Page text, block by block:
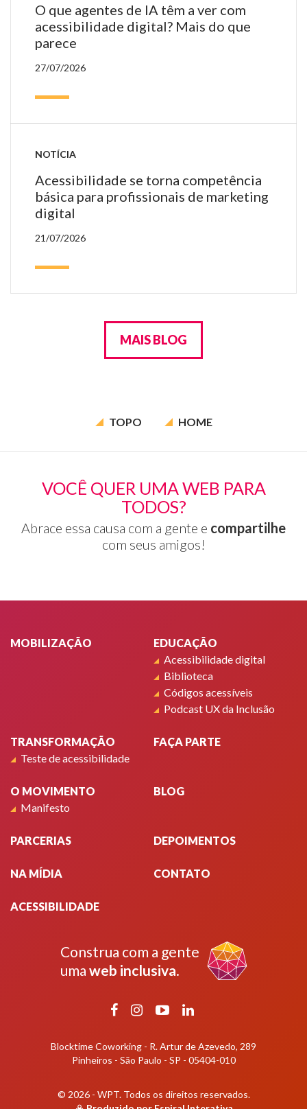
O que agentes de IA têm a ver com
acessibilidade digital? Mais do que
parece
27/07/2026
NOTÍCIA
Acessibilidade se torna competência
básica para profissionais de marketing
digital
21/07/2026
MAIS BLOG
TOPO HOME
VOCÊ QUER UMA WEB PARA
TODOS?
Abrace essa causa com a gente e compartilhe
com seus amigos!
MOBILIZAÇÃO
EDUCAÇÃO
Acessibilidade digital
Biblioteca
Códigos acessíveis
Podcast UX da Inclusão
TRANSFORMAÇÃO
Teste de acessibilidade
FAÇA PARTE
O MOVIMENTO
Manifesto
BLOG
PARCERIAS DEPOIMENTOS
NA MÍDIA CONTATO
ACESSIBILIDADE
Construa com a gente
uma web inclusiva.
Facebook
Instagram
YouTubeLinkedIn
Blocktime Coworking - R. Artur de Azevedo, 289
Pinheiros - São Paulo - SP - 05404-010
© 2026 - WPT. Todos os direitos reservados.